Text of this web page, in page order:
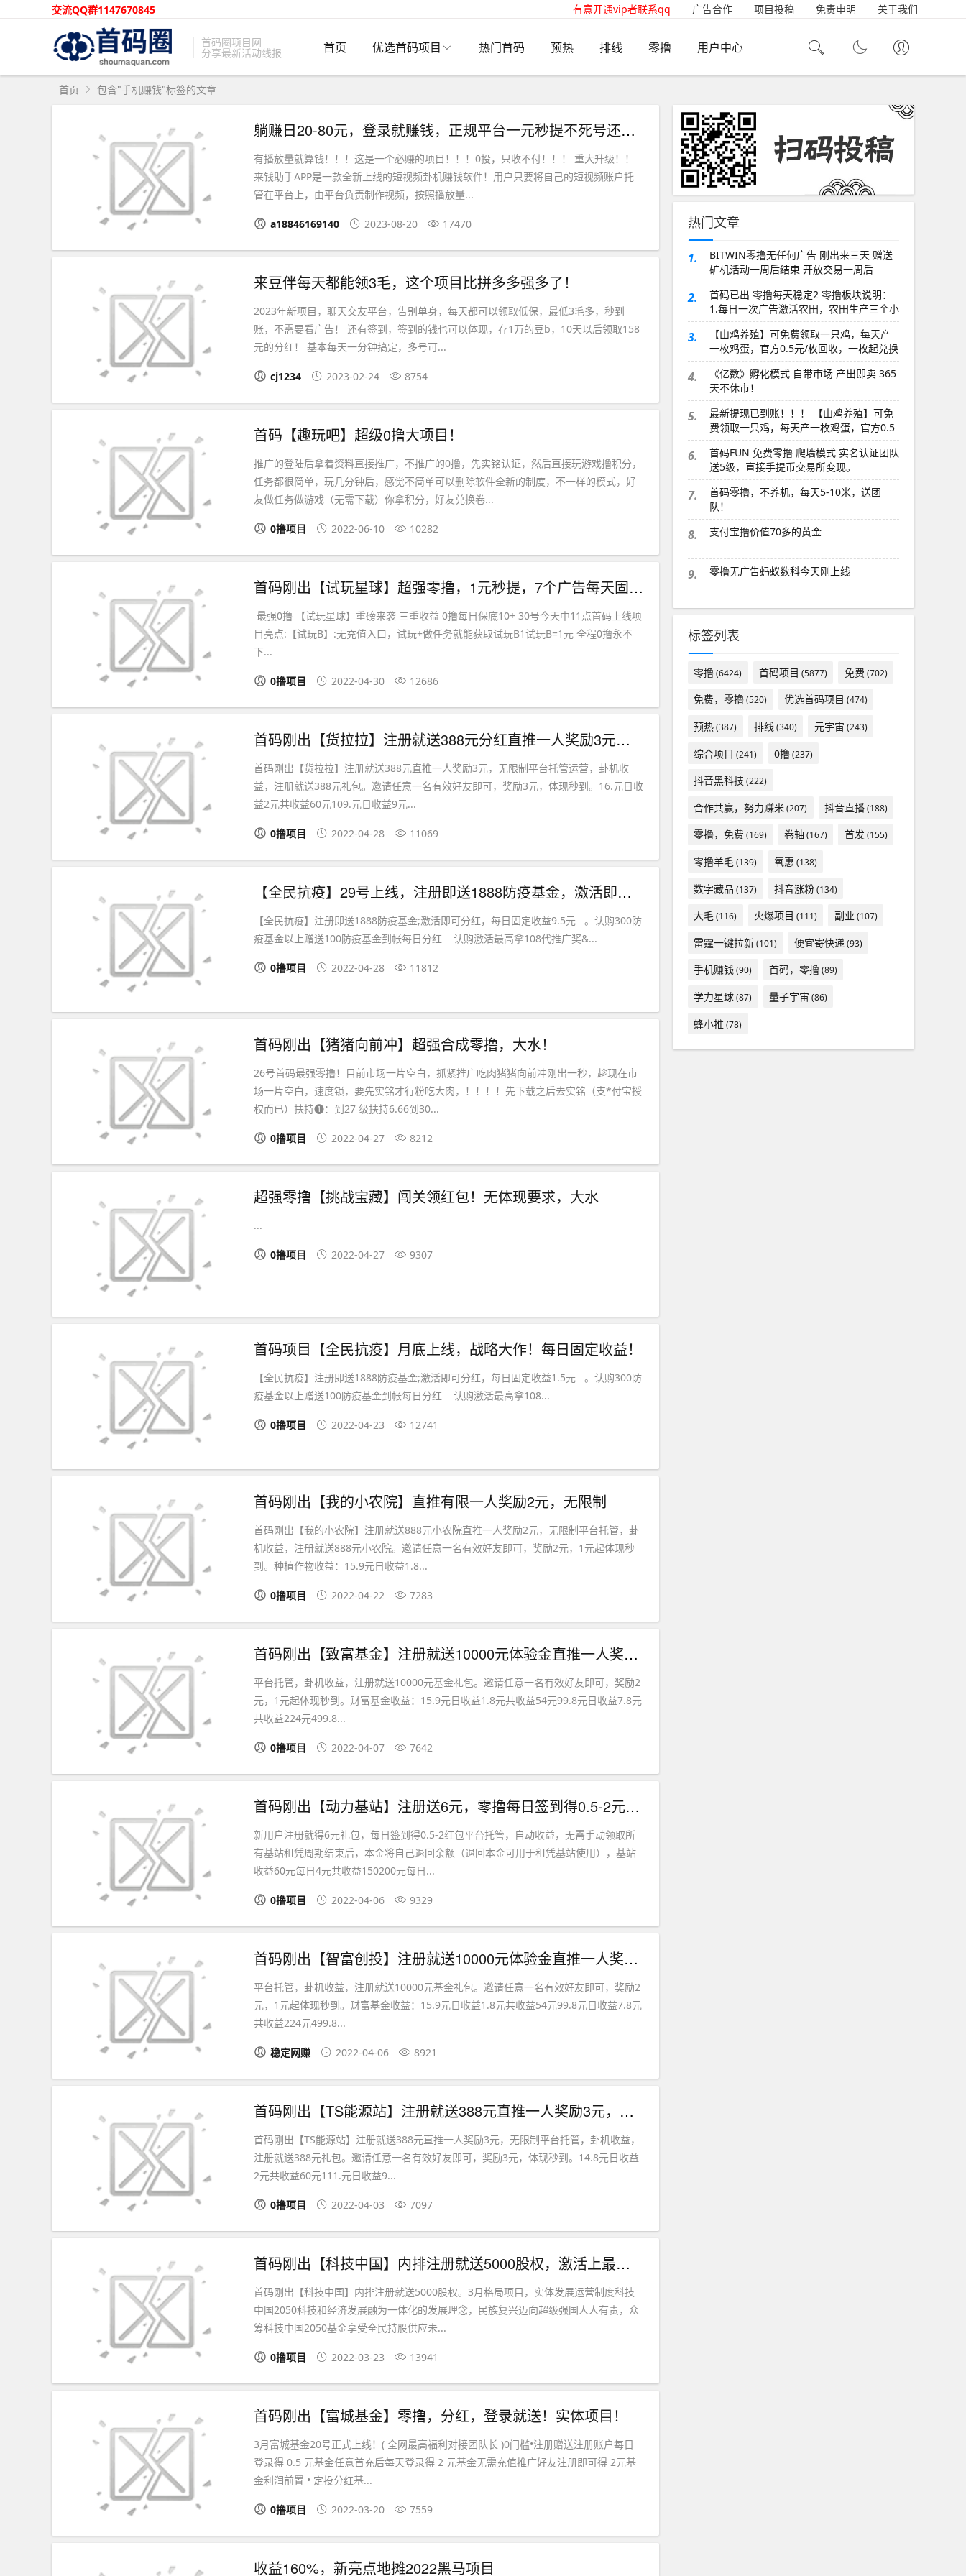
关于我们
免责申明
项目投稿
广告合作
有意开通vip者联系qq
交流QQ群1147670845
首码圈项目网
分享最新活动线报 首页 优选首码项目 热门首码 预热 排线 零撸 用户中心
首页 包含"手机赚钱"标签的文章
躺赚日20-80元，登录就赚钱，正规平台一元秒提不死号还涨粉
有播放量就算钱！！！这是一个必赚的项目！！！0投，只收不付！！！ 重大升级！！
来钱助手APP是一款全新上线的短视频卦机赚钱软件！用户只要将自己的短视频账户托
管在平台上，由平台负责制作视频，按照播放量...
a18846169140 2023-08-20 17470
来豆伴每天都能领3毛，这个项目比拼多多强多了！
2023年新项目，聊天交友平台，告别单身，每天都可以领取低保，最低3毛多，秒到
账，不需要看广告！ 还有签到，签到的钱也可以体现，存1万的豆b，10天以后领取158
元的分红！ 基本每天一分钟搞定，多号可...
cj1234 2023-02-24 8754
首码【趣玩吧】超级0撸大项目！
推广的登陆后拿着资料直接推广，不推广的0撸，先实铭认证，然后直接玩游戏撸积分，
任务都很简单，玩几分钟后，感觉不简单可以删除软件全新的制度，不一样的模式，好
友做任务做游戏（无需下载）你拿积分，好友兑换卷...
0撸项目 2022-06-10 10282
首码刚出【试玩星球】超强零撸，1元秒提，7个广告每天固定2元，可出售！
最强0撸 【试玩星球】重磅来袭 三重收益 0撸每日保底10+ 30号今天中11点首码上线项
目亮点:【试玩B】:无充值入口，试玩+做任务就能获取试玩B1试玩B=1元 全程0撸永不
下...
0撸项目 2022-04-30 12686
首码刚出【货拉拉】注册就送388元分红直推一人奖励3元，无限制
首码刚出【货拉拉】注册就送388元直推一人奖励3元，无限制平台托管运营，卦机收
益，注册就送388元礼包。邀请任意一名有效好友即可，奖励3元，体现秒到。16.元日收
益2元共收益60元109.元日收益9元...
0撸项目 2022-04-28 11069
【全民抗疫】29号上线，注册即送1888防疫基金，激活即可分红，每日固定收益9.5元 。
【全民抗疫】注册即送1888防疫基金;激活即可分红，每日固定收益9.5元 。认购300防
疫基金以上赠送100防疫基金到帐每日分红 认购激活最高拿108代推广奖&...
0撸项目 2022-04-28 11812
首码刚出【猪猪向前冲】超强合成零撸，大水！
26号首码最强零撸！目前市场一片空白，抓紧推广吃肉猪猪向前冲刚出一秒，趁现在市
场一片空白，速度锁，要先实铭才行粉吃大肉，！！！！先下载之后去实铭（支*付宝授
权而已）扶持❶：到27 级扶持6.66到30...
0撸项目 2022-04-27 8212
超强零撸【挑战宝藏】闯关领红包！无体现要求，大水
...
0撸项目 2022-04-27 9307
首码项目【全民抗疫】月底上线，战略大作！每日固定收益！
【全民抗疫】注册即送1888防疫基金;激活即可分红，每日固定收益1.5元 。认购300防
疫基金以上赠送100防疫基金到帐每日分红 认购激活最高拿108...
0撸项目 2022-04-23 12741
首码刚出【我的小农院】直推有限一人奖励2元，无限制
首码刚出【我的小农院】注册就送888元小农院直推一人奖励2元，无限制平台托管，卦
机收益，注册就送888元小农院。邀请任意一名有效好友即可，奖励2元，1元起体现秒
到。种植作物收益：15.9元日收益1.8...
0撸项目 2022-04-22 7283
首码刚出【致富基金】注册就送10000元体验金直推一人奖励2元，无限制
平台托管，卦机收益，注册就送10000元基金礼包。邀请任意一名有效好友即可，奖励2
元，1元起体现秒到。财富基金收益：15.9元日收益1.8元共收益54元99.8元日收益7.8元
共收益224元499.8...
0撸项目 2022-04-07 7642
首码刚出【动力基站】注册送6元，零撸每日签到得0.5-2元奖励.
新用户注册就得6元礼包，每日签到得0.5-2红包平台托管，自动收益，无需手动领取所
有基站租凭周期结束后，本金将自己退回余额（退回本金可用于租凭基站使用），基站
收益60元每日4元共收益150200元每日...
0撸项目 2022-04-06 9329
首码刚出【智富创投】注册就送10000元体验金直推一人奖励2元，无限制
平台托管，卦机收益，注册就送10000元基金礼包。邀请任意一名有效好友即可，奖励2
元，1元起体现秒到。财富基金收益：15.9元日收益1.8元共收益54元99.8元日收益7.8元
共收益224元499.8...
稳定网赚 2022-04-06 8921
首码刚出【TS能源站】注册就送388元直推一人奖励3元，无限制
首码刚出【TS能源站】注册就送388元直推一人奖励3元，无限制平台托管，卦机收益，
注册就送388元礼包。邀请任意一名有效好友即可，奖励3元，体现秒到。14.8元日收益
2元共收益60元111.元日收益9...
0撸项目 2022-04-03 7097
首码刚出【科技中国】内排注册就送5000股权，激活上最高级别！
首码刚出【科技中国】内排注册就送5000股权。3月格局项目，实体发展运营制度科技
中国2050科技和经济发展融为一体化的发展理念，民族复兴迈向超级强国人人有责，众
筹科技中国2050基金享受全民持股供应未...
0撸项目 2022-03-23 13941
首码刚出【富城基金】零撸，分红，登录就送！实体项目！
3月富城基金20号正式上线！( 全网最高福利对接团队长 )0门槛•注册赠送注册账户每日
登录得 0.5 元基金任意首充后每天登录得 2 元基金无需充值推广好友注册即可得 2元基
金利润前置 • 定投分红基...
0撸项目 2022-03-20 7559
收益160%，新亮点地摊2022黑马项目
热门文章
1.
BITWIN零撸无任何广告 刚出来三天 赠送
矿机活动一周后结束 开放交易一周后
2.
首码已出 零撸每天稳定2 零撸板块说明：
1.每日一次广告激活农田，农田生产三个小
时后可领取粮食 2.粮食可以通过粮仓质
押，提高基础产量 3.可以通过平台指定内
容发布朋友圈QQ空间
3.
【山鸡养殖】可免费领取一只鸡，每天产
一枚鸡蛋，官方0.5元/枚回收，一枚起兑换
秒到账！邀请好友100%反蛋，好友越多赚
的越多，切记零撸即可！！！
4.
《亿数》孵化模式 自带市场 产出即卖 365
天不休市！
5.
最新提现已到账！！！ 【山鸡养殖】可免
费领取一只鸡，每天产一枚鸡蛋，官方0.5
元/枚回收，一枚起兑换秒到账！邀请好友
100%反蛋，好友越多赚的越多，切记零撸
即可！！！
6.
首码FUN 免费零撸 爬墙模式 实名认证团队
送5级，直接手提币交易所变现。
7.
首码零撸，不养机，每天5-10米，送团
队！
8. 支付宝撸价值70多的黄金
9. 零撸无广告蚂蚁数科今天刚上线
标签列表
零撸(6424) 首码项目 (5877) 免费 (702)
免费，零撸(520) 优选首码项目 (474)
预热(387) 排线(340) 元宇宙 (243)
综合项目 (241) 0撸(237)
抖音黑科技 (222)
合作共赢，努力赚米(207) 抖音直播(188)
零撸，免费 (169) 卷轴 (167) 首发 (155)
零撸羊毛(139) 氧惠 (138)
数字藏品 (137) 抖音涨粉(134)
大毛(116) 火爆项目 (111) 副业 (107)
雷霆一键拉新(101) 便宜寄快递(93)
手机赚钱(90) 首码，零撸(89)
学力星球(87) 量子宇宙 (86)
蜂小推 (78)